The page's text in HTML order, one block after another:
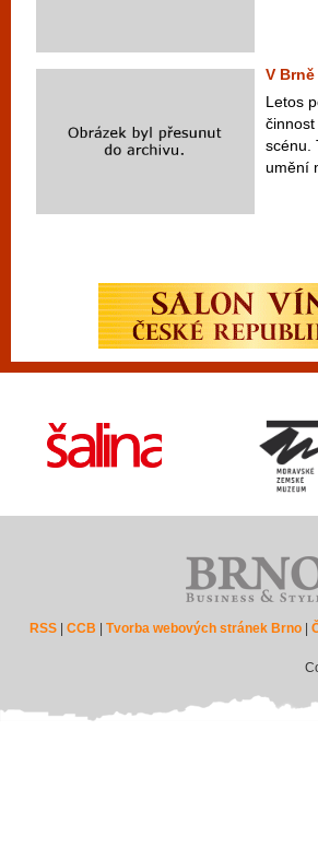
V
Letos
scénu.
umění
RSS |CCB |Tvorba webových stránek Brno |